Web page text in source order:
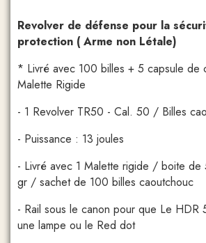
Revolver de défense pour la
protection ( Arme non Létale)
* Livré avec 100 billes + 5 capsule de
Malette Rigide
- 1 Revolver TR50 - Cal. 50 / Billes
- Puissance : 13 joules
- Livré avec 1 Malette rigide / boite de
gr / sachet de 100 billes caoutchouc
- Rail sous le canon pour que Le HDR
une lampe ou le Red dot